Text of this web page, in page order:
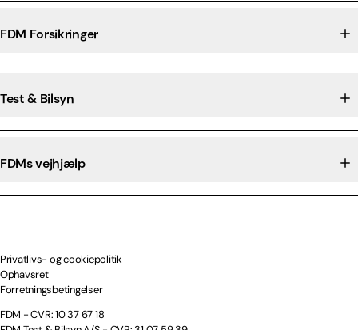
FDM Forsikringer
Test & Bilsyn
FDMs vejhjælp
Privatlivs- og cookiepolitik
Ophavsret
Forretningsbetingelser
FDM - CVR: 10 37 67 18